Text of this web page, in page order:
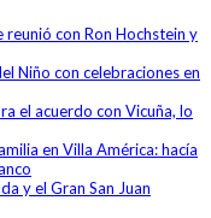
reunió con Ron Hochstein y
Niño con celebraciones en
el acuerdo con Vicuña, lo
en Villa América: hacía
y el Gran San Juan